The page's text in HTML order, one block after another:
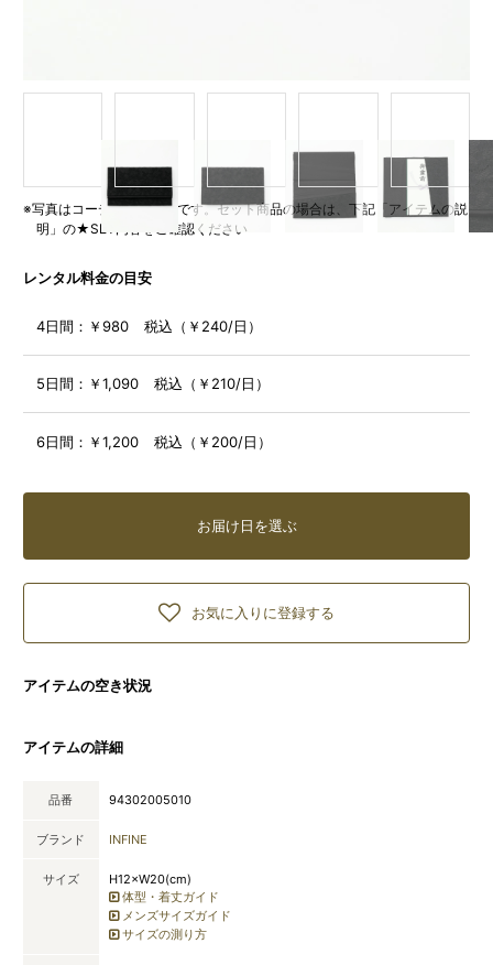
※写真はコーディネート例です。セット商品の場合は、下記「アイテムの説
明」の★SET内容をご確認ください
レンタル料金の目安
4日間： ￥980 税込（￥240/日）
5日間： ￥1,090 税込（￥210/日）
6日間： ￥1,200 税込（￥200/日）
お届け日を選ぶ
お気に入りに登録する
アイテムの空き状況
アイテムの詳細
品番 94302005010
ブランド INFINE
サイズ
H12×W20(cm)
体型・着丈ガイド
メンズサイズガイド
サイズの測り方